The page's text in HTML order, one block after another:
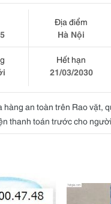
Địa điểm
Hà Nội
Hết hạn
21/03/2030
hàng an toàn trên Rao vặt,
thanh toán trước cho